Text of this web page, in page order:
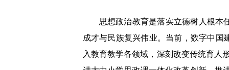
思想政治教育是落实立德树人根本
成才与民族复兴伟业。当前，数字中
入教育教学各领域，深刻改变传统育人